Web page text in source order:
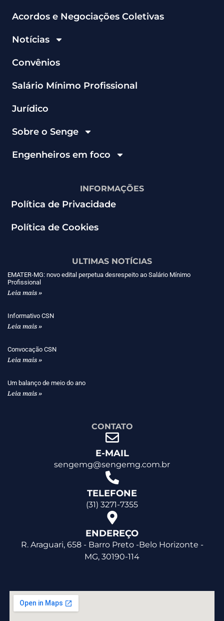
Acordos e Negociações Coletivas
Notícias
Convênios
Salário Mínimo Profissional
Jurídico
Sobre o Senge
Engenheiros em foco
INFORMAÇÕES
Política de Privacidade
Política de Cookies
ULTIMAS NOTÍCIAS
EMATER-MG: novo edital perpetua desrespeito ao Salário Mínimo
Profissional
Leia mais »
Informativo CSN
Leia mais »
Convocação CSN
Leia mais »
Um balanço de meio do ano
Leia mais »
CONTATO
E-MAIL
sengemg@sengemg.com.br
TELEFONE
(31) 3271-7355
ENDEREÇO
R. Araguari, 658 - Barro Preto -Belo Horizonte -
MG, 30190-114